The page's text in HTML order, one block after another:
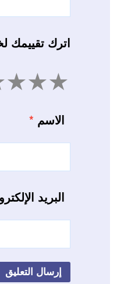
اترك تقييمك
3 2 1
الاسم *
البريد